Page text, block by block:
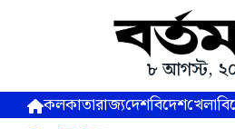
৮ আগস্ট,
কলকাতারাজ্যদেশবিদেশখেলা